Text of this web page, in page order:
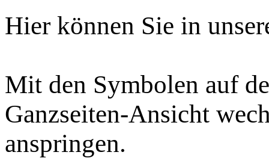
Hier können Sie in
Mit den Symbolen auf
Ganzseiten-Ansicht
anspringen.